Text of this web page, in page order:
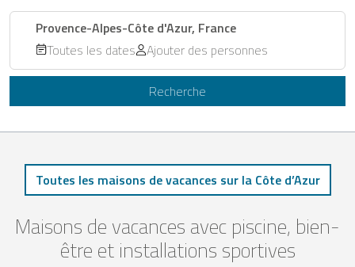
Provence-Alpes-Côte d'Azur, France
Toutes les dates
Ajouter des personnes
Recherche
Toutes les maisons de vacances sur la Côte d’Azur
Maisons de vacances avec piscine, bien-
être et installations sportives